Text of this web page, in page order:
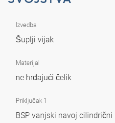
Izvedba
Šuplji vijak
Materijal
ne hrđajući čelik
Priključak 1
BSP vanjski navoj cilindrični